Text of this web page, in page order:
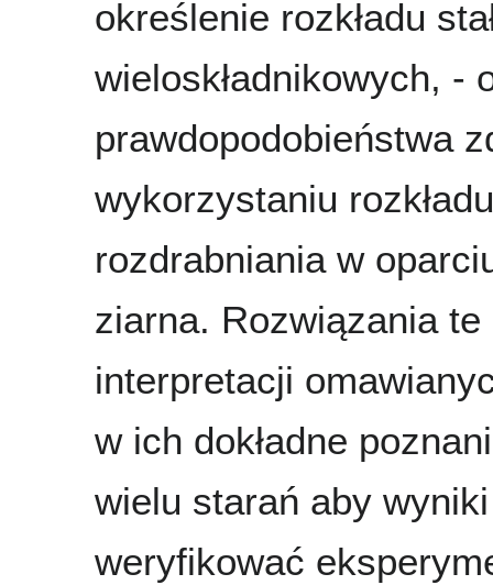
określenie rozkładu
wieloskładnikowych, -
prawdopodobieństwa
wykorzystaniu
rozdrabniania w
ziarna. Rozwiązania
interpretacji
w ich dokładne
wielu starań aby
weryfikować